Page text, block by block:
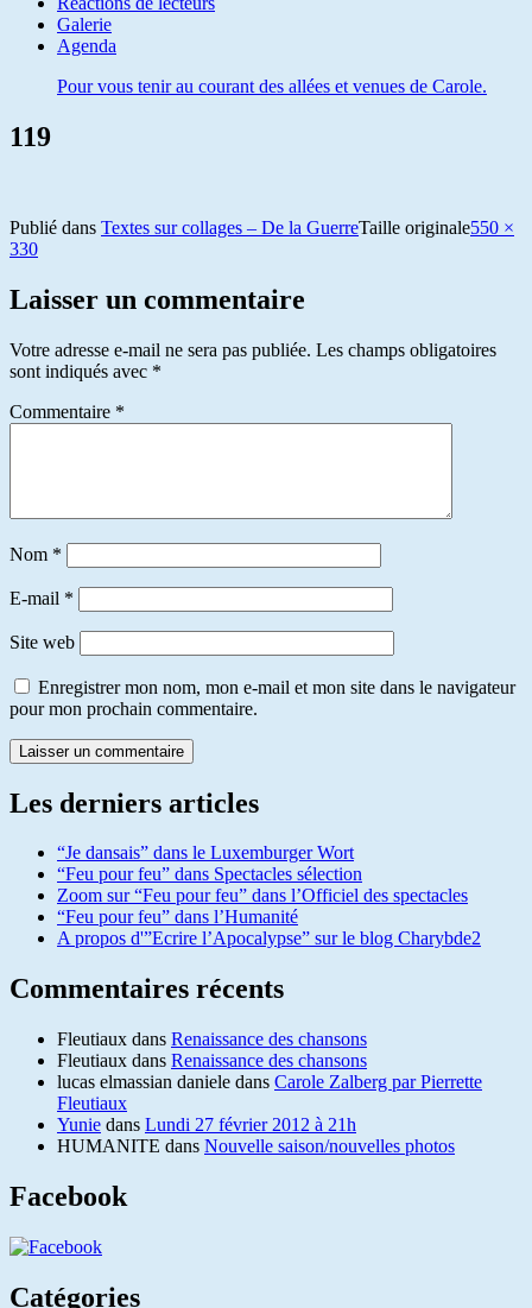
Galerie
Agenda
Pour vous tenir au courant des allées et venues de Carole.
119
Publié dans Textes sur collages – De la GuerreTaille originale550 ×
330
Laisser un commentaire
Votre adresse e-mail ne sera pas publiée. Les champs obligatoires
sont indiqués avec *
Commentaire *
Nom *
E-mail *
Site web
Enregistrer mon nom, mon e-mail et mon site dans le navigateur
pour mon prochain commentaire.
Les derniers articles
“Je dansais” dans le Luxemburger Wort
“Feu pour feu” dans Spectacles sélection
Zoom sur “Feu pour feu” dans l’Officiel des spectacles
“Feu pour feu” dans l’Humanité
A propos d'”Ecrire l’Apocalypse” sur le blog Charybde2
Commentaires récents
Fleutiaux dans Renaissance des chansons
Fleutiaux dans Renaissance des chansons
lucas elmassian daniele dans Carole Zalberg par Pierrette
Fleutiaux
Yunie dans Lundi 27 février 2012 à 21h
HUMANITE dans Nouvelle saison/nouvelles photos
Facebook
Catégories